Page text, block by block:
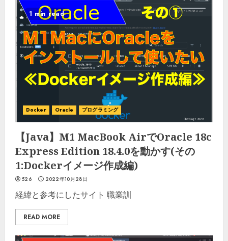
1 min read
Docker Oracle プログラミング
【Java】M1 MacBook AirでOracle 18c
Express Edition 18.4.0を動かす(その
1:Dockerイメージ作成編)
526 2022年10月28日
経緯と参考にしたサイト 職業訓
READ MORE